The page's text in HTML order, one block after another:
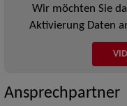
Wir möchten Sie
Aktivierung Daten
Ansprechpartner